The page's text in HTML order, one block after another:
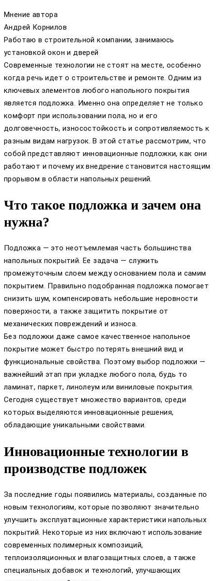
Мнение автора
Андрей Корнилов
Работаю в строительной компании, занимаюсь
установкой окон и дверей
Современные технологии не стоят на месте, особенно
когда речь идет о строительстве и ремонте. Одним из
ключевых элементов любого напольного покрытия
является подложка. Именно она определяет не только
комфорт при использовании пола, но и его
долговечность, износостойкость и сопротивляемость к
разным видам нагрузок. В этой статье рассмотрим, что
собой представляют инновационные подложки, как они
работают и почему их внедрение становится настоящим
прорывом в области напольных решений.
Что такое подложка и зачем она
нужна?
Подложка — это неотъемлемая часть большинства
напольных покрытий. Ее задача — служить
промежуточным слоем между основанием пола и самим
покрытием. Правильно подобранная подложка помогает
снизить шум, компенсировать небольшие неровности
поверхности, а также защитить покрытие от
механических повреждений и износа.
Без подложки даже самое качественное напольное
покрытие может быстро потерять внешний вид и
функциональные свойства. Поэтому выбор подложки —
важнейший этап при укладке любого пола, будь то
ламинат, паркет, линолеум или виниловые покрытия.
Сегодня существует множество вариантов, среди
которых выделяются инновационные решения,
обладающие уникальными свойствами.
Инновационные технологии в
производстве подложек
За последние годы появились материалы, созданные по
новым технологиям, которые позволяют значительно
улучшить эксплуатационные характеристики напольных
покрытий. Некоторые из них включают использование
современных полимерных композиций,
теплоизоляционных и влагозащитных слоев, а также
специальных добавок и технологий, улучшающих